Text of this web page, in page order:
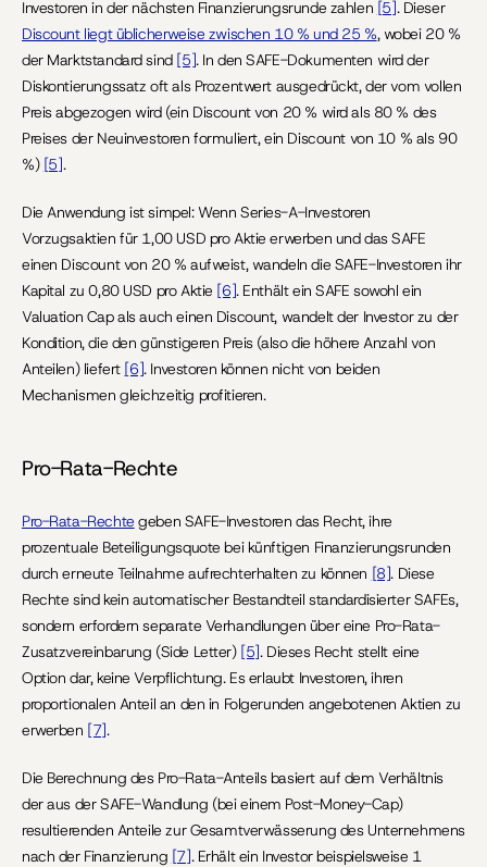
Investoren in der nächsten Finanzierungsrunde zahlen [5]
. Dieser
Discount liegt üblicherweise zwischen 10 % und 25 %, wobei 20 %
der Marktstandard sind [5]. In den SAFE-Dokumenten wird der
Diskontierungssatz oft als Prozentwert ausgedrückt, der vom vollen
Preis abgezogen wird (ein Discount von 20 % wird als 80 % des
Preises der Neuinvestoren formuliert, ein Discount von 10 % als 90
%) [5].
Die Anwendung ist simpel: Wenn Series-A-Investoren
Vorzugsaktien für 1,00 USD pro Aktie erwerben und das SAFE
einen Discount von 20 % aufweist, wandeln die SAFE-Investoren ihr
Kapital zu 0,80 USD pro Aktie [6]. Enthält ein SAFE sowohl ein
Valuation Cap als auch einen Discount, wandelt der Investor zu der
Kondition, die den günstigeren Preis (also die höhere Anzahl von
Anteilen) liefert [6]. Investoren können nicht von beiden
Mechanismen gleichzeitig profitieren.
Pro-Rata-Rechte
Pro-Rata-Rechte geben SAFE-Investoren das Recht, ihre
prozentuale Beteiligungsquote bei künftigen Finanzierungsrunden
durch erneute Teilnahme aufrechterhalten zu können [8]. Diese
Rechte sind kein automatischer Bestandteil standardisierter SAFEs,
sondern erfordern separate Verhandlungen über eine Pro-Rata-
Zusatzvereinbarung (Side Letter) [5]. Dieses Recht stellt eine
Option dar, keine Verpflichtung. Es erlaubt Investoren, ihren
proportionalen Anteil an den in Folgerunden angebotenen Aktien zu
erwerben [7].
Die Berechnung des Pro-Rata-Anteils basiert auf dem Verhältnis
der aus der SAFE-Wandlung (bei einem Post-Money-Cap)
resultierenden Anteile zur Gesamtverwässerung des Unternehmens
nach der Finanzierung [7]. Erhält ein Investor beispielsweise 1